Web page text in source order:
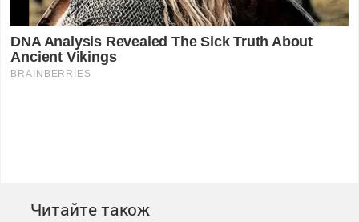
Читайте також